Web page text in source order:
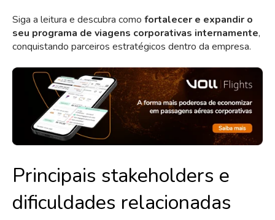
Siga a leitura e descubra como fortalecer e expandir o
seu programa de viagens corporativas internamente,
conquistando parceiros estratégicos dentro da empresa.
Principais stakeholders e
dificuldades relacionadas